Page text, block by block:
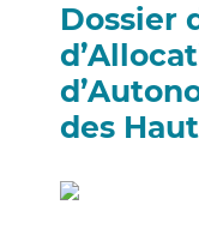
Dossier
des